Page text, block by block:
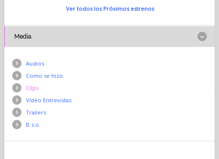
Ver todos los Próximos estrenos
Media
Audios
Como se hizo
Clips
Vídeo Entrevistas
Trailers
B.s.o.